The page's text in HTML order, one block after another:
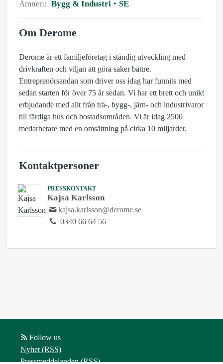
Ämnen: Bygg & Industri SE
Om Derome
Derome är ett familjeföretag i ständig utveckling med
drivkraften och viljan att göra saker bättre.
Entreprenörsandan som driver oss idag har funnits med
sedan starten för över 75 år sedan. Vi har ett brett och unikt
erbjudande med allt från trä-, bygg-, järn- och industrivaror
till färdiga hus och bostadsområden. Vi är idag 2500
medarbetare med en omsättning på cirka 10 miljarder.
Kontaktpersoner
PRESSKONTAKT
Kajsa Karlsson
kajsa.karlsson@derome.se
0340 66 64 56
Follow us
Nyhet (RSS)
Pressmeddelanden (RSS)